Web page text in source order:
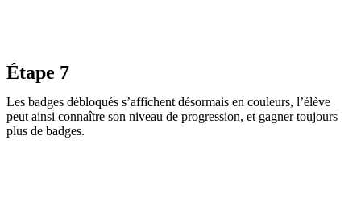
Étape 7
Les badges débloqués s’affichent désormais en couleurs, l’élève
peut ainsi connaître son niveau de progression, et gagner toujours
plus de badges.